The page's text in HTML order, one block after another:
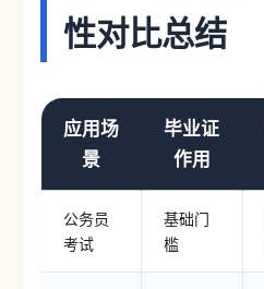
性对比总结
应用场
景
毕业证
作用
公务员
考试
基础门
槛